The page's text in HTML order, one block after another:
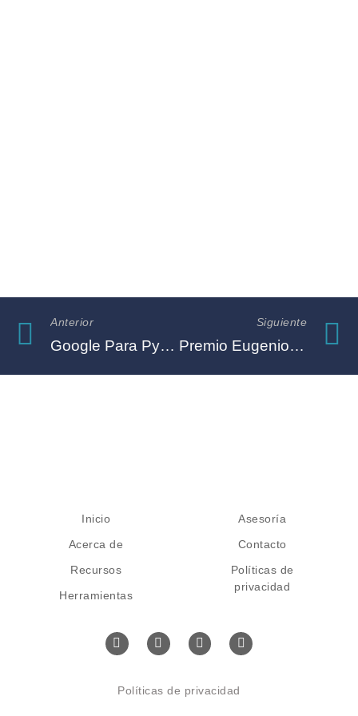
Anterior
Google Para PyMES
Siguiente
Premio Eugenio Garza Sada
Inicio
Acerca de
Recursos
Herramientas
Asesoría
Contacto
Políticas de
privacidad
Políticas de privacidad